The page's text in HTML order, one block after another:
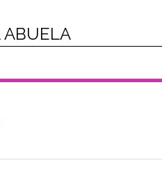
ABUELA